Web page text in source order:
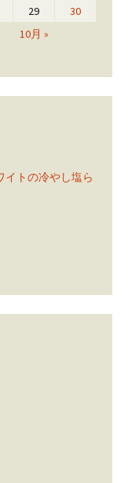
10月 »
29 30
イトの冷やし塩ら